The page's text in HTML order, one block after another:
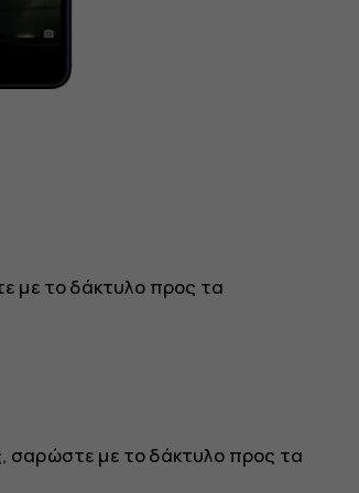
με το δάκτυλο προς τα
σαρώστε με το δάκτυλο προς τα